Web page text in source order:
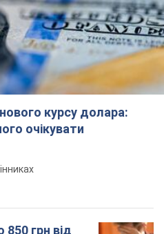
850 грн від
що не так з
"Динамо"
10-й хвилині